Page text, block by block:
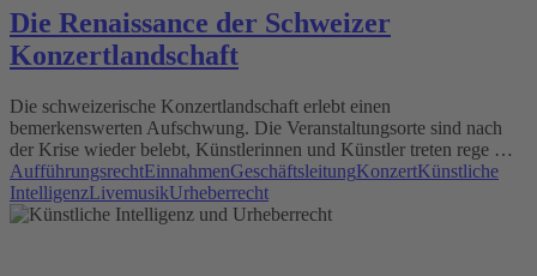
Die Renaissance der Schweizer
Konzertlandschaft
Die schweizerische Konzertlandschaft erlebt einen
bemerkenswerten Aufschwung. Die Veranstaltungsorte sind nach
der Krise wieder belebt, Künstlerinnen und Künstler treten rege …
AufführungsrechtEinnahmenGeschäftsleitungKonzertKünstliche
IntelligenzLivemusikUrheberrecht